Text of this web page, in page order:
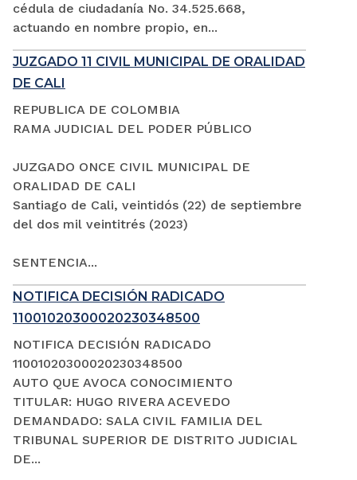
cédula de ciudadanía No. 34.525.668,
actuando en nombre propio, en...
JUZGADO 11 CIVIL MUNICIPAL DE ORALIDAD
DE CALI
REPUBLICA DE COLOMBIA
RAMA JUDICIAL DEL PODER PÚBLICO
JUZGADO ONCE CIVIL MUNICIPAL DE
ORALIDAD DE CALI
Santiago de Cali, veintidós (22) de septiembre
del dos mil veintitrés (2023)
SENTENCIA...
NOTIFICA DECISIÓN RADICADO
11001020300020230348500
NOTIFICA DECISIÓN RADICADO
11001020300020230348500
AUTO QUE AVOCA CONOCIMIENTO
TITULAR: HUGO RIVERA ACEVEDO
DEMANDADO: SALA CIVIL FAMILIA DEL
TRIBUNAL SUPERIOR DE DISTRITO JUDICIAL
DE...